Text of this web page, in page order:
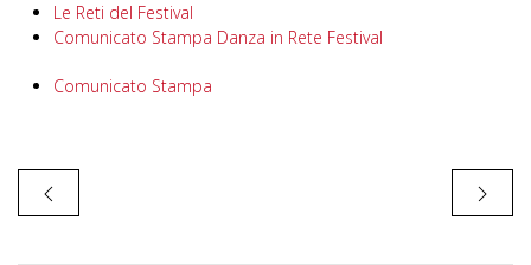
Le Reti del Festival
Comunicato Stampa Danza in Rete Festival
Comunicato Stampa